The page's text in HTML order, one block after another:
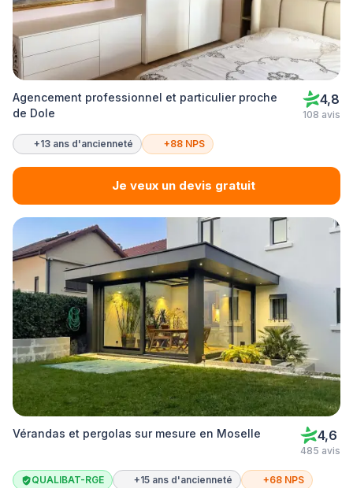
Agencement professionnel et particulier proche
de Dole
4,8
108 avis
+13 ans d'ancienneté +88 NPS
Je veux un devis gratuit
Vérandas et pergolas sur mesure en Moselle 4,6
485 avis
QUALIBAT-RGE +15 ans d'ancienneté +68 NPS